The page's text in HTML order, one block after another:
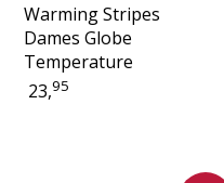
Warming Stripes
Dames Globe
Temperature
23,95